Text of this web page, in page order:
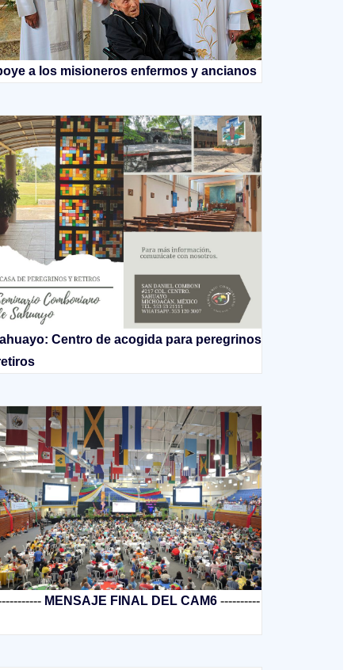
a los misioneros enfermos y ancianos
Centro de acogida para peregrinos
MENSAJE FINAL DEL CAM6 ----------